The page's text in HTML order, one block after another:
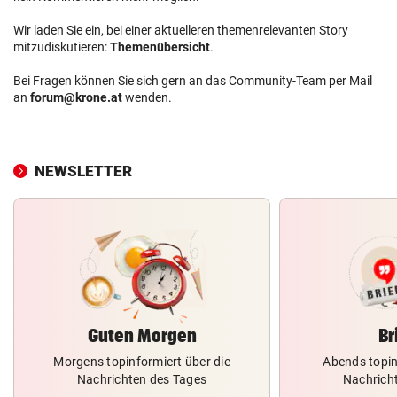
Wir laden Sie ein, bei einer aktuelleren themenrelevanten Story
mitzudiskutieren:Themenübersicht.
Bei Fragen können Sie sich gern an das Community-Team per Mail
an forum@krone.atwenden.
NEWSLETTER
Guten Morgen
Morgens topinformiert über die
Nachrichten des Tages
Abends